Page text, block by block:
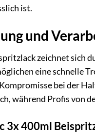
ist.
und
zeichnet sich
eine schnelle
bei der
während Profis von
3x 400ml